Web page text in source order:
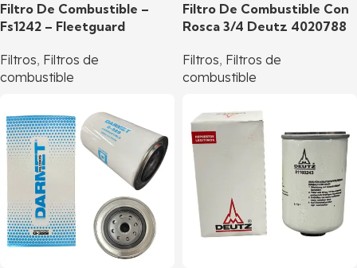
Filtro De Combustible –
Fs1242 – Fleetguard
Filtros, Filtros de
combustible
Filtro De Combustible Con
Rosca 3/4 Deutz 4020788
Filtros, Filtros de
combustible